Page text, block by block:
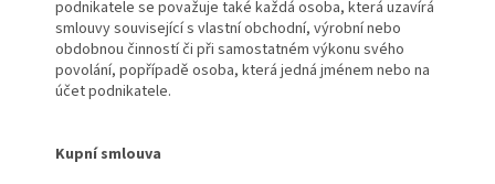
podnikatele se považuje také každá osoba, která uzavírá
smlouvy související s vlastní obchodní, výrobní nebo
obdobnou činností či při samostatném výkonu svého
povolání, popřípadě osoba, která jedná jménem nebo na
účet podnikatele.
Kupní smlouva